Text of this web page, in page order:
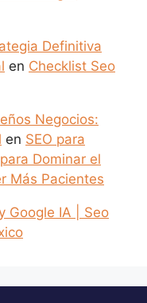
Definitiva
en Checklist Seo
Negocios:
en SEO para
Dominar el
Más Pacientes
Google IA | Seo